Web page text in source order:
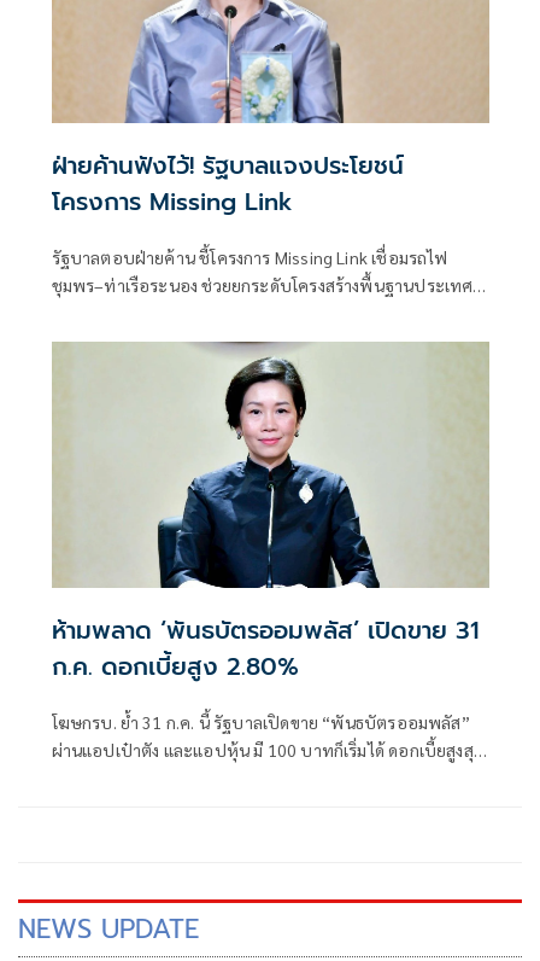
ฝ่ายค้านฟังไว้! รัฐบาลแจงประโยชน์
โครงการ Missing Link
รัฐบาลตอบฝ่ายค้าน ชี้โครงการ Missing Link เชื่อมรถไฟ
ชุมพร–ท่าเรือระนอง ช่วยยกระดับโครงสร้างพื้นฐานประเทศ
เสนอทุกฝ่าย
ห้ามพลาด ‘พันธบัตรออมพลัส’ เปิดขาย 31
ก.ค. ดอกเบี้ยสูง 2.80%
โฆษกรบ. ย้ำ 31 ก.ค. นี้ รัฐบาลเปิดขาย “พันธบัตรออมพลัส”
ผ่านแอปเป๋าตัง และแอปหุ้น มี 100 บาทก็เริ่มได้ ดอกเบี้ยสูงสุด
NEWS UPDATE